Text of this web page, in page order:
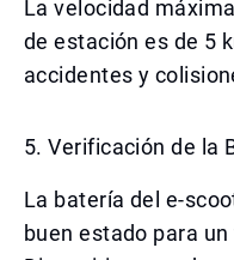
La velocidad
de estación es de 5
accidentes y
5. Verificación de la
La batería del e-
buen estado para